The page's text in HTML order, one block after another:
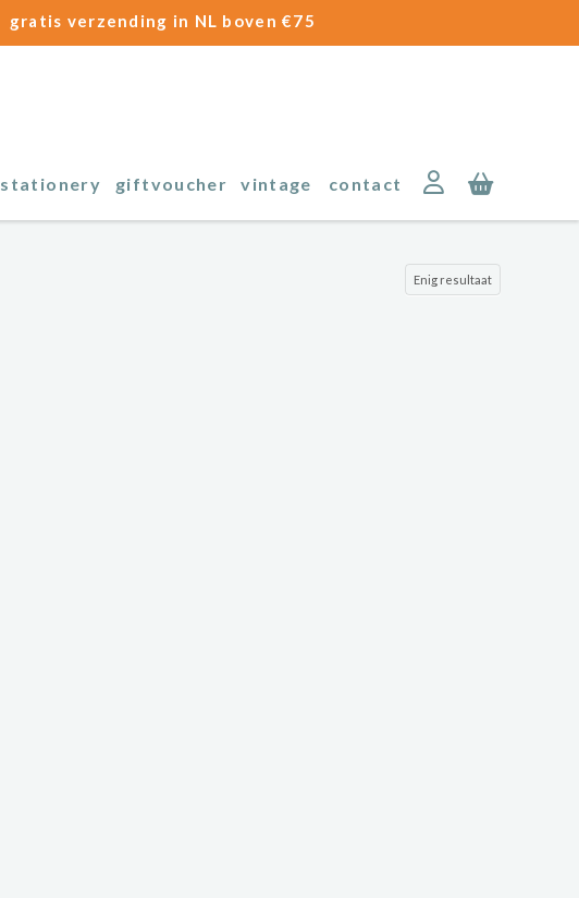
gratis verzending in NL boven €75
stationery giftvoucher vintage contact
Enig resultaat